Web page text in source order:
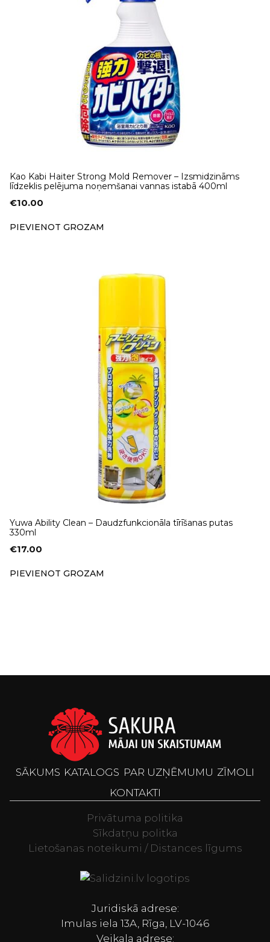
Kao Kabi Haiter Strong Mold Remover – Izsmidzināms
līdzeklis pelējuma noņemšanai vannas istabā 400ml
€10.00
PIEVIENOT GROZAM
Yuwa Ability Clean – Daudzfunkcionāla tīrīšanas putas
330ml
€17.00
PIEVIENOT GROZAM
SĀKUMS KATALOGS PAR UZŅĒMUMU ZĪMOLI
KONTAKTI
Privātuma politika
Sīkdatņu politka
Lietošanas noteikumi / Distances līgums
Juridiskā adrese:
Imulas iela 13A, Rīga, LV-1046
Veikala adrese: